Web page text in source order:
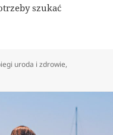
szukać
uroda i zdrowie,